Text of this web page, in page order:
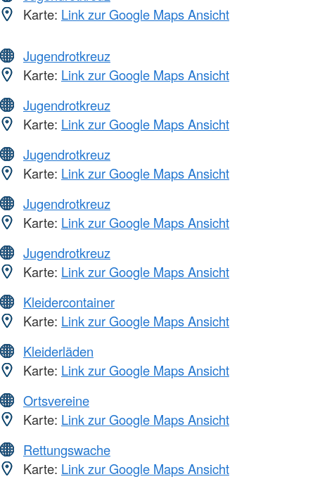
Karte: Link zur Google Maps Ansicht
Jugendrotkreuz
Karte: Link zur Google Maps Ansicht
Jugendrotkreuz
Karte: Link zur Google Maps Ansicht
Jugendrotkreuz
Karte: Link zur Google Maps Ansicht
Jugendrotkreuz
Karte: Link zur Google Maps Ansicht
Jugendrotkreuz
Karte: Link zur Google Maps Ansicht
Kleidercontainer
Karte: Link zur Google Maps Ansicht
Kleiderläden
Karte: Link zur Google Maps Ansicht
Ortsvereine
Karte: Link zur Google Maps Ansicht
Rettungswache
Karte: Link zur Google Maps Ansicht